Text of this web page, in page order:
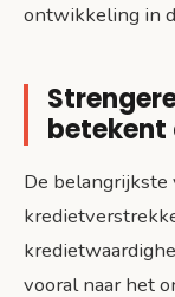
ontwikkeling in
betekent
De belangrijkste
vooral naar het